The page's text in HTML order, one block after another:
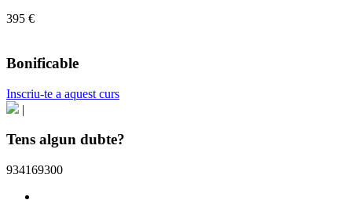
395 €
Bonificable
Inscriu-te a aquest curs
|
Tens algun dubte?
934169300